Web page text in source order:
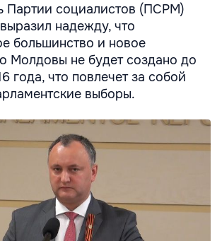
Партии социалистов (ПСРМ)
надежду, что
большинство и новое
Молдовы не будет создано до
года, что повлечет за собой
выборы.